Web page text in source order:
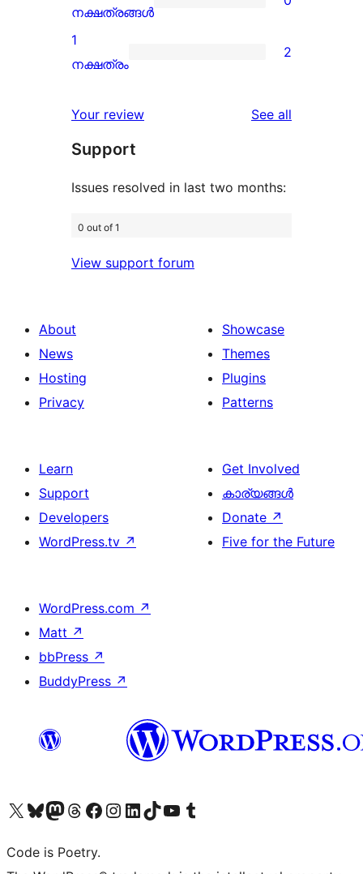
star
reviews
0
2-
star
നക്ഷത്രങ്ങൾ
2
star
1
നക്ഷത്രം
2
Your review See all
Support
Issues resolved in last two months:
0 out of 1
View support forum
About
News
Hosting
Privacy
Showcase
Themes
Plugins
Patterns
Learn
Support
Developers
WordPress.tv ↗
Get Involved
കാര്യങ്ങള്‍
Donate ↗
Five for the Future
WordPress.com ↗
Matt ↗
bbPress ↗
BuddyPress ↗
Visit our X (formerly Twitter) account
ഞങ്ങളുടെ ബ്ലൂസ്കൈ അക്കൗണ്ട് സന്ദർശിക്കുക
Visit our Mastodon account
ഞങ്ങളുടെ ത്രെഡ്സ് അക്കൗണ്ട് സന്ദർശിക്കുക
Visit our Facebook page
Visit our Instagram account
Visit our LinkedIn account
ഞങ്ങളുടെ ടിക് ടോക് അക്കൗണ്ട് സന്ദർശിക്കുക
Visit our YouTube channel
ഞങ്ങളുടെ ടംബ്ലർ അക്കൗണ്ട് സന്ദർശിക്കുക
Code is Poetry.